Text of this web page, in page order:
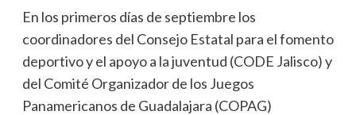
En los primeros días de septiembre los
coordinadores del Consejo Estatal para el fomento
deportivo y el apoyo a la juventud (CODE Jalisco) y
del Comité Organizador de los Juegos
Panamericanos de Guadalajara (COPAG)